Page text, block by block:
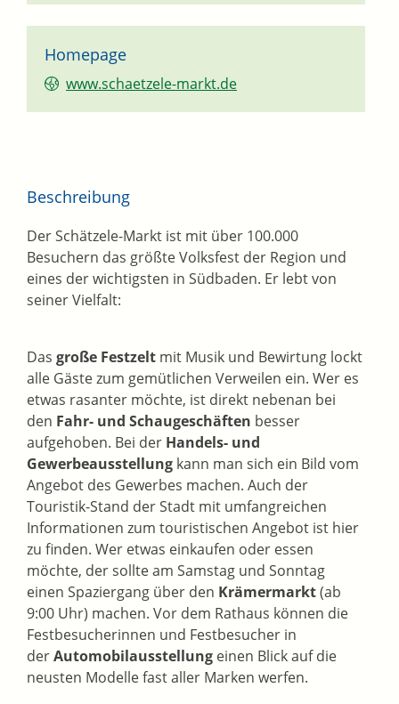
Homepage
www.schaetzele-markt.de
Beschreibung
Der Schätzele-Markt ist mit über 100.000
Besuchern das größte Volksfest der Region und
eines der wichtigsten in Südbaden. Er lebt von
seiner Vielfalt:
Das große Festzelt mit Musik und Bewirtung lockt
alle Gäste zum gemütlichen Verweilen ein. Wer es
etwas rasanter möchte, ist direkt nebenan bei
den Fahr- und Schaugeschäften besser
aufgehoben. Bei der Handels- und
Gewerbeausstellung kann man sich ein Bild vom
Angebot des Gewerbes machen. Auch der
Touristik-Stand der Stadt mit umfangreichen
Informationen zum touristischen Angebot ist hier
zu finden. Wer etwas einkaufen oder essen
möchte, der sollte am Samstag und Sonntag
einen Spaziergang über den Krämermarkt(ab
9:00 Uhr) machen. Vor dem Rathaus können die
Festbesucherinnen und Festbesucher in
derAutomobilausstellung einen Blick auf die
neusten Modelle fast aller Marken werfen.